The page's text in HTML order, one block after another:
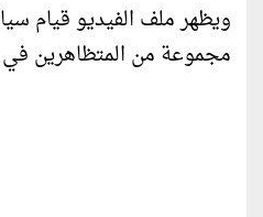
ويظهر ملف الفيديو قيام
مجموعة من المتظاهرين